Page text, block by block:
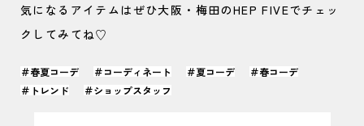
気になるアイテムはぜひ大阪・梅田のHEP FIVEでチェッ
クしてみてね♡
＃春夏コーデ ＃コーディネート ＃夏コーデ
＃春コーデ
＃トレンド
＃ショップスタッフ